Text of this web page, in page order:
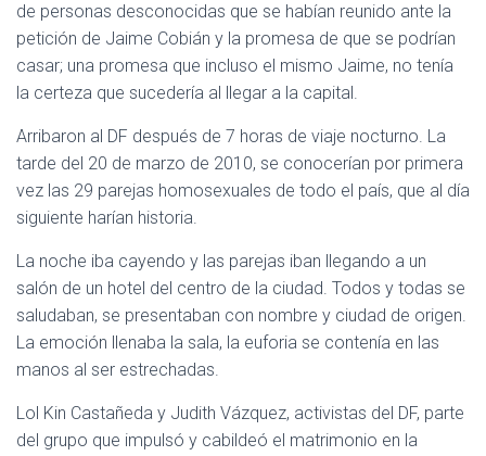
de personas desconocidas que se habían reunido ante la
petición de Jaime Cobián y la promesa de que se podrían
casar; una promesa que incluso el mismo Jaime, no tenía
la certeza que sucedería al llegar a la capital.
Arribaron al DF después de 7 horas de viaje nocturno. La
tarde del 20 de marzo de 2010, se conocerían por primera
vez las 29 parejas homosexuales de todo el país, que al día
siguiente harían historia.
La noche iba cayendo y las parejas iban llegando a un
salón de un hotel del centro de la ciudad. Todos y todas se
saludaban, se presentaban con nombre y ciudad de origen.
La emoción llenaba la sala, la euforia se contenía en las
manos al ser estrechadas.
Lol Kin Castañeda y Judith Vázquez, activistas del DF, parte
del grupo que impulsó y cabildeó el matrimonio en la